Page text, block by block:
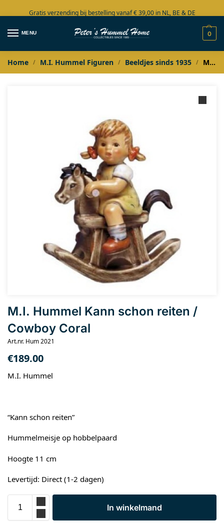
Gratis verzending bij bestelling vanaf € 39,00 in NL, BE & DE
Grote collectie in voorraad
MENU 0
Home / M.I. Hummel Figuren / Beeldjes sinds 1935 / M.I. Hummel Kann schon reiten / Cowboy Coral
M.I. Hummel Kann schon reiten /
Cowboy Coral
Art.nr. Hum 2021
€189.00
M.I. Hummel
“Kann schon reiten”
Hummelmeisje op hobbelpaard
Hoogte 11 cm
Levertijd: Direct (1-2 dagen)
In winkelmand